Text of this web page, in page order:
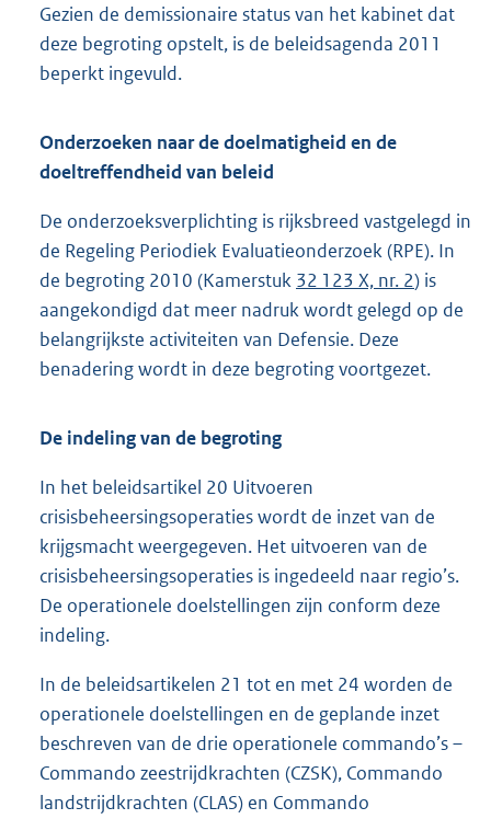
Gezien de demissionaire status van het kabinet dat
deze begroting opstelt, is de beleidsagenda 2011
beperkt ingevuld.
Onderzoeken naar de doelmatigheid en de
doeltreffendheid van beleid
De onderzoeksverplichting is rijksbreed vastgelegd in
de Regeling Periodiek Evaluatieonderzoek (RPE). In
de begroting 2010 (Kamerstuk 32 123 X, nr. 2) is
aangekondigd dat meer nadruk wordt gelegd op de
belangrijkste activiteiten van Defensie. Deze
benadering wordt in deze begroting voortgezet.
De indeling van de begroting
In het beleidsartikel 20 Uitvoeren
crisisbeheersingsoperaties wordt de inzet van de
krijgsmacht weergegeven. Het uitvoeren van de
crisisbeheersingsoperaties is ingedeeld naar regio’s.
De operationele doelstellingen zijn conform deze
indeling.
In de beleidsartikelen 21 tot en met 24 worden de
operationele doelstellingen en de geplande inzet
beschreven van de drie operationele commando’s –
Commando zeestrijdkrachten (CZSK), Commando
landstrijdkrachten (CLAS) en Commando